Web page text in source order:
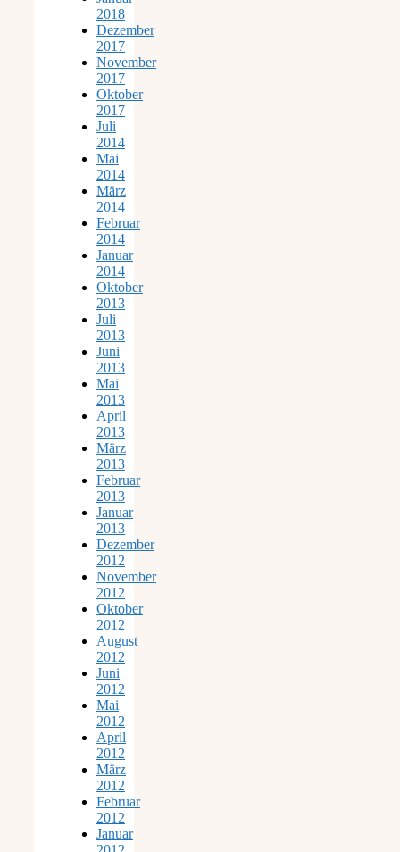
2018
Dezember
2017
November
2017
Oktober
2017
Juli
2014
Mai
2014
März
2014
Februar
2014
Januar
2014
Oktober
2013
Juli
2013
Juni
2013
Mai
2013
April
2013
März
2013
Februar
2013
Januar
2013
Dezember
2012
November
2012
Oktober
2012
August
2012
Juni
2012
Mai
2012
April
2012
März
2012
Februar
2012
Januar